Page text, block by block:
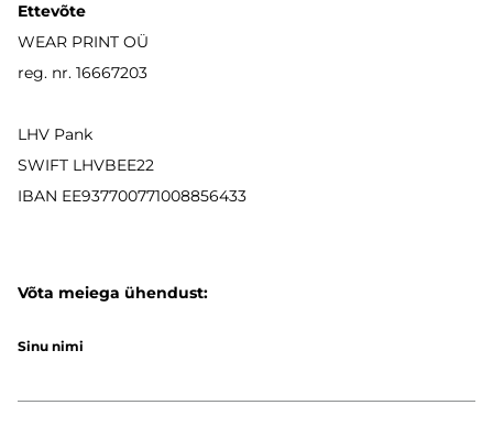
Ettevõte
WEAR PRINT OÜ
reg. nr. 16667203
LHV Pank
SWIFT LHVBEE22
IBAN EE937700771008856433
Võta meiega ühendust:
Sinu nimi